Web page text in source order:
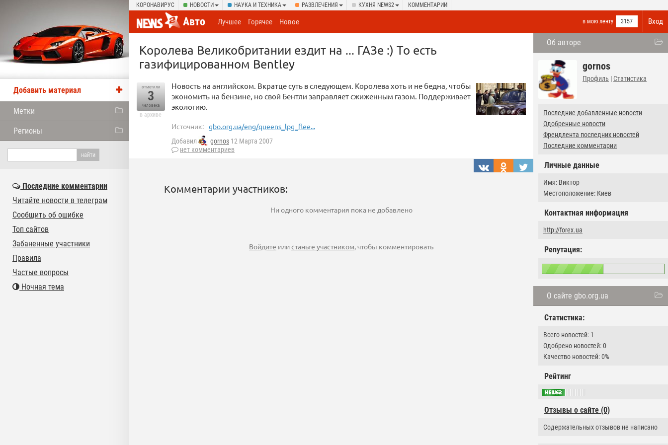
КОРОНАВИРУС НОВОСТИ НАУКА И ТЕХНИКА РАЗВЛЕЧЕНИЯ КУХНЯ NEWS2 КОММЕНТАРИИ
Вход
Авто в мою ленту 3157
Лучшее Горячее Новое
Об авторе
gornos
Профиль | Статистика
Последние добавленные новости
Одобренные новости
Френдлента последних новостей
Последние комментарии
Личные данные
Имя: Виктор
Местоположение: Киев
Контактная информация
http://forex.ua
Репутация:
О сайте gbo.org.ua
Статистика:
Всего новостей: 1
Одобрено новостей: 0
Качество новостей: 0%
Рейтинг
Отзывы о сайте (0)
Содержательных отзывов не написано
Королева Великобритании ездит на ... ГАЗе :) То есть
газифицированном Bentley
отметили
3
человека
в архиве
Новость на английском. Вкратце суть в следующем. Королева хоть и не бедна, чтобы
экономить на бензине, но свой Бентли заправляет сжиженным газом. Поддерживает
экологию.
Источник: gbo.org.ua/eng/queens_lpg_flee...
Добавил gornos 12 Марта 2007
нет комментариев
Комментарии участников:
Ни одного комментария пока не добавлено
Войдите илистаньте участником, чтобы комментировать
Добавить материал
Метки
Регионы
Последние комментарии
Читайте новости в телеграм
Сообщить об ошибке
Топ сайтов
Забаненные участники
Правила
Частые вопросы
Ночная тема